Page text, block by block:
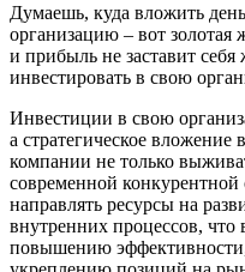
Думаешь, куда вложить
организацию – вот золотая
и прибыль не заставит
инвестировать в свою
Инвестиции в свою
а стратегическое вложение
компании не только
современной
направлять ресурсы на
внутренних процессов,
повышению